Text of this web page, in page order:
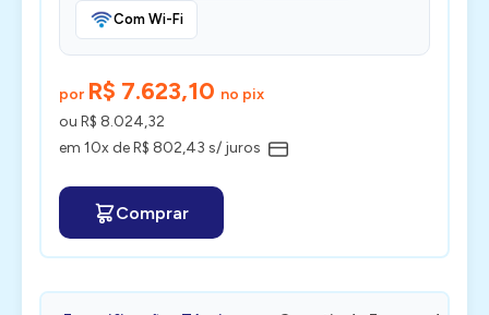
Com Wi-Fi
por R$ 7.623,10 no pix
ou R$ 8.024,32
em 10x de R$ 802,43 s/ juros
Comprar